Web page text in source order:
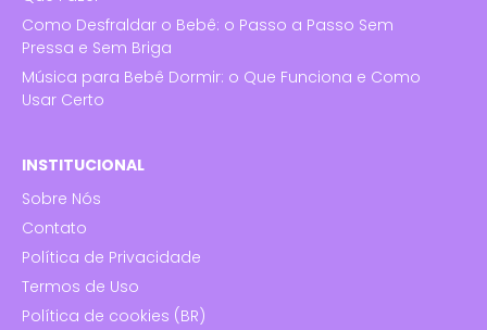
Como Desfraldar o Bebê: o Passo a Passo Sem
Pressa e Sem Briga
Música para Bebê Dormir: o Que Funciona e Como
Usar Certo
INSTITUCIONAL
Sobre Nós
Contato
Política de Privacidade
Termos de Uso
Política de cookies (BR)